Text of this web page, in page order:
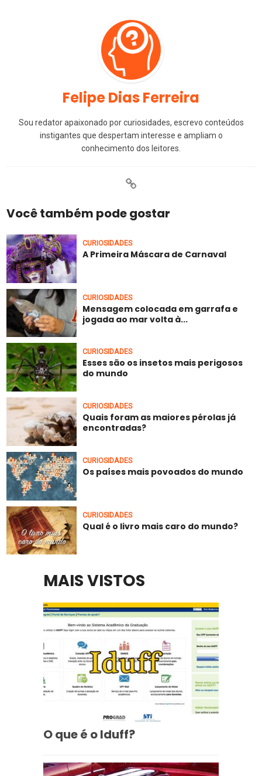
Felipe Dias Ferreira
Sou redator apaixonado por curiosidades, escrevo conteúdos
instigantes que despertam interesse e ampliam o
conhecimento dos leitores.
Você também pode gostar
CURIOSIDADES
A Primeira Máscara de Carnaval
CURIOSIDADES
Mensagem colocada em garrafa e
jogada ao mar volta à...
CURIOSIDADES
Esses são os insetos mais perigosos
do mundo
CURIOSIDADES
Quais foram as maiores pérolas já
encontradas?
CURIOSIDADES
Os países mais povoados do mundo
CURIOSIDADES
Qual é o livro mais caro do mundo?
MAIS VISTOS
O que é o Iduff?